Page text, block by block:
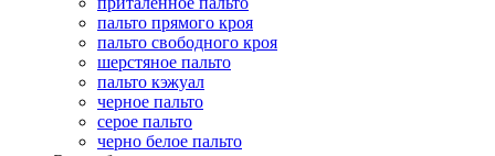
пальто прямого кроя
пальто свободного кроя
шерстяное пальто
пальто кэжуал
черное пальто
серое пальто
черно белое пальто